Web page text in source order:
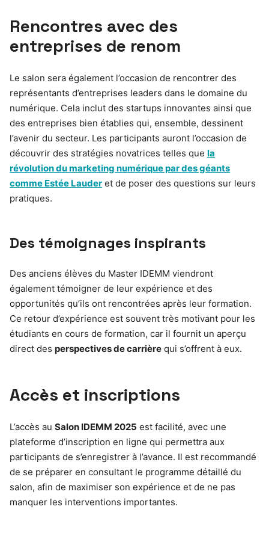
Rencontres avec des
entreprises de renom
Le salon sera également l’occasion de rencontrer des
représentants d’entreprises leaders dans le domaine du
numérique. Cela inclut des startups innovantes ainsi que
des entreprises bien établies qui, ensemble, dessinent
l’avenir du secteur. Les participants auront l’occasion de
découvrir des stratégies novatrices telles que la
révolution du marketing numérique par des géants
comme Estée Lauder et de poser des questions sur leurs
pratiques.
Des témoignages inspirants
Des anciens élèves du Master IDEMM viendront
également témoigner de leur expérience et des
opportunités qu’ils ont rencontrées après leur formation.
Ce retour d’expérience est souvent très motivant pour les
étudiants en cours de formation, car il fournit un aperçu
direct des perspectives de carrière qui s’offrent à eux.
Accès et inscriptions
L’accès au Salon IDEMM 2025 est facilité, avec une
plateforme d’inscription en ligne qui permettra aux
participants de s’enregistrer à l’avance. Il est recommandé
de se préparer en consultant le programme détaillé du
salon, afin de maximiser son expérience et de ne pas
manquer les interventions importantes.